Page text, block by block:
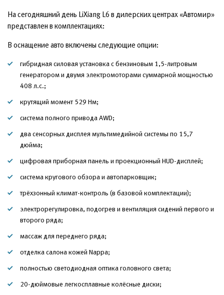
На сегодняшний день LiXiang L6 в дилерских центрах «Автомир»
представлен в комплектациях:
В оснащение авто включены следующие опции:
гибридная силовая установка с бензиновым 1,5-литровым
генератором и двумя электромоторами суммарной мощностью
408 л.с.;
крутящий момент 529 Нм;
система полного привода AWD;
два сенсорных дисплея мультимедийной системы по 15,7
дюйма;
цифровая приборная панель и проекционный HUD-дисплей;
система кругового обзора и автопарковщик;
трёхзонный климат-контроль (в базовой комплектации);
электрорегулировка, подогрев и вентиляция сидений первого и
второго ряда;
массаж для переднего ряда;
отделка салона кожей Nappa;
полностью светодиодная оптика головного света;
20-дюймовые легкосплавные колёсные диски;